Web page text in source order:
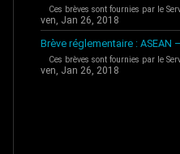
Ces brèves sont fournies par le
ven, Jan 26, 2018
Brève réglementaire : ASEAN
Ces brèves sont fournies par le
ven, Jan 26, 2018